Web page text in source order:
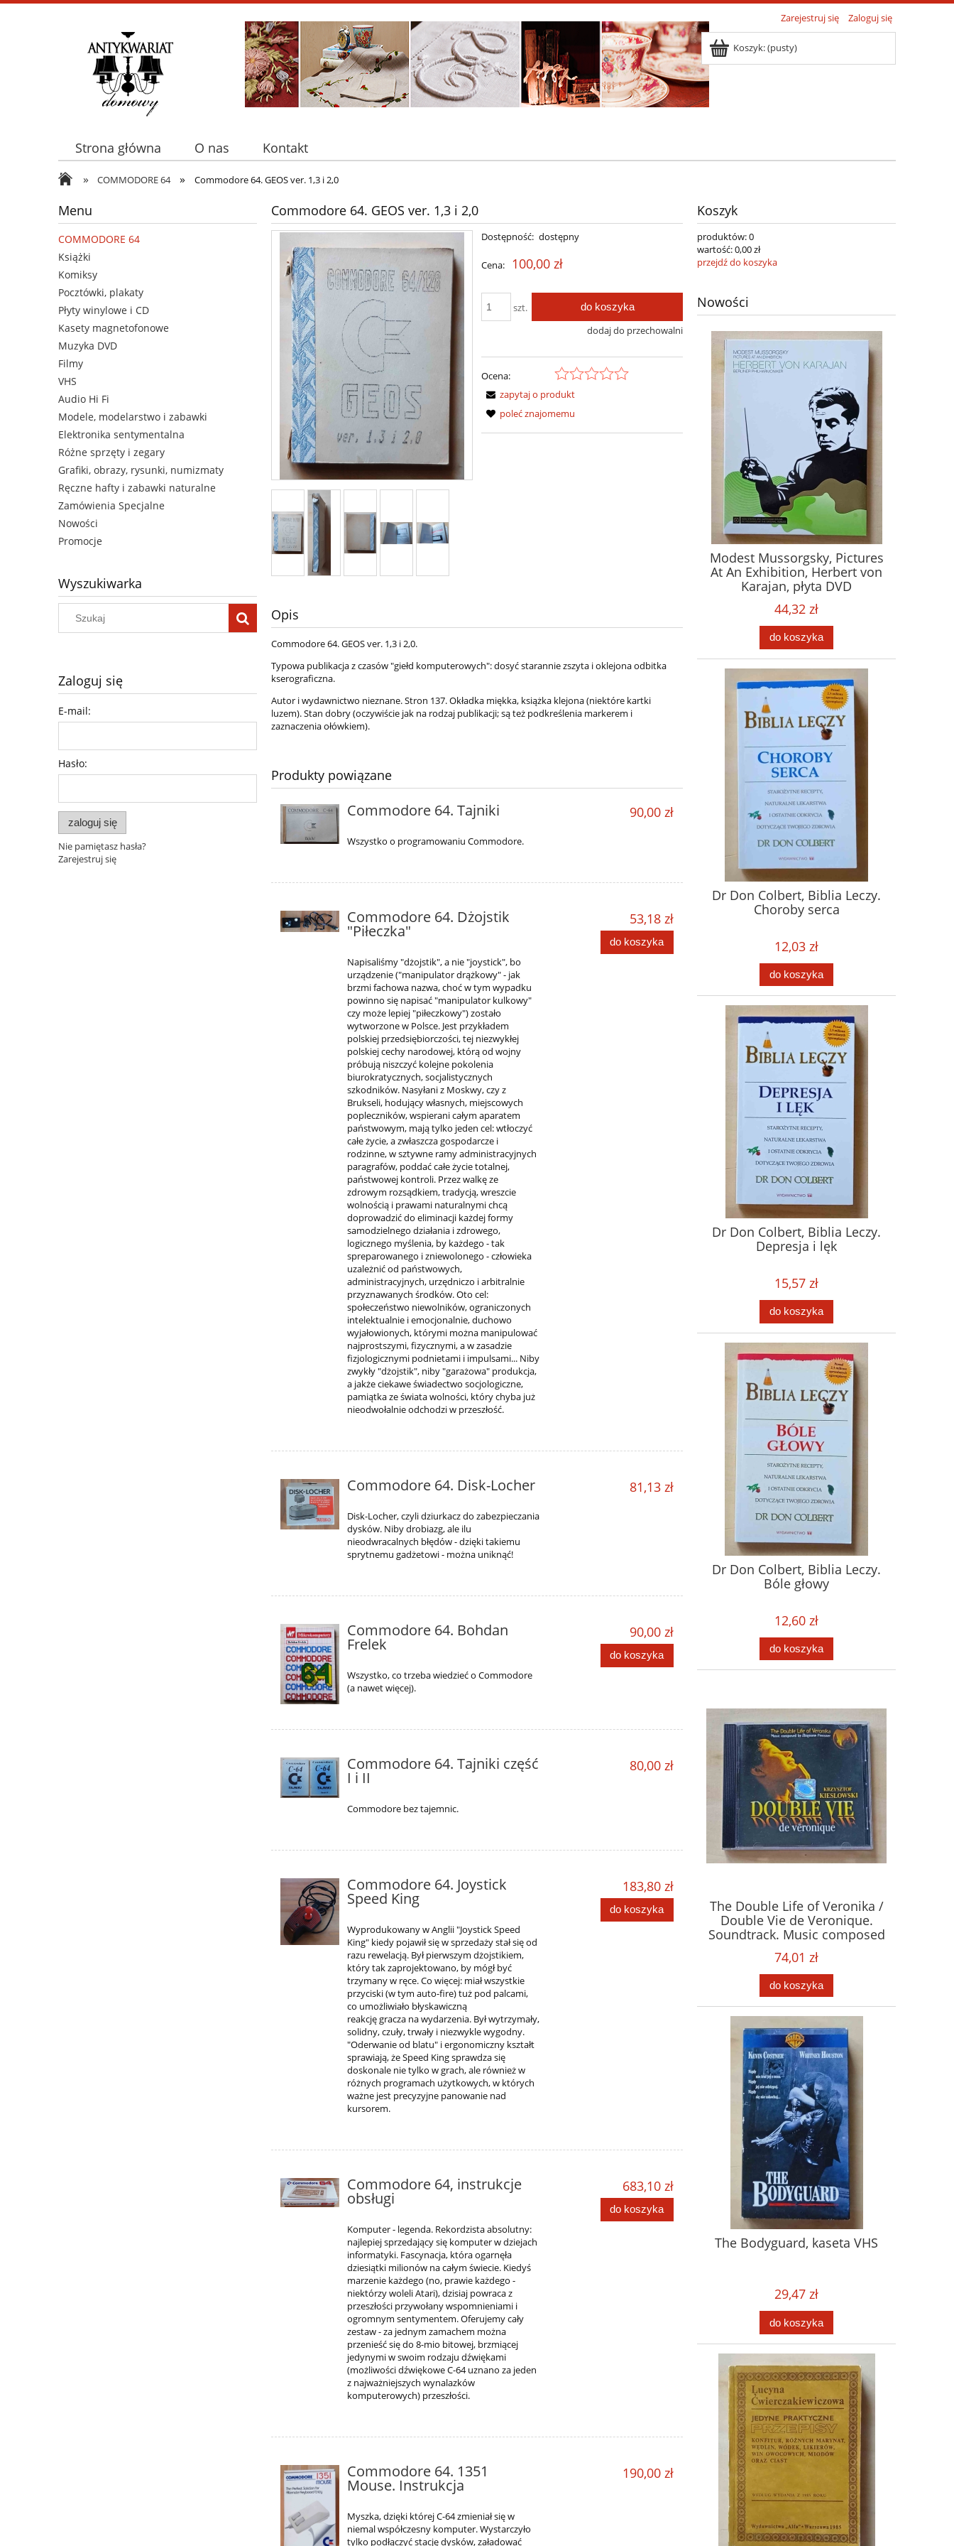
Zarejestruj się Zaloguj się
Koszyk:(pusty)
Strona główna O nas Kontakt
» COMMODORE 64 » Commodore 64. GEOS ver. 1,3 i 2,0
Menu
COMMODORE 64
Książki
Komiksy
Pocztówki, plakaty
Płyty winylowe i CD
Kasety magnetofonowe
Muzyka DVD
Filmy
VHS
Audio Hi Fi
Modele, modelarstwo i zabawki
Elektronika sentymentalna
Różne sprzęty i zegary
Grafiki, obrazy, rysunki, numizmaty
Ręczne hafty i zabawki naturalne
Zamówienia Specjalne
Nowości
Promocje
Wyszukiwarka
Zaloguj się
E-mail:
Hasło:
zaloguj się
Nie pamiętasz hasła?
Zarejestruj się
Commodore 64. GEOS ver. 1,3 i 2,0
Dostępność: dostępny
Cena: 100,00 zł
szt. do koszyka
dodaj do przechowalni
Ocena:
zapytaj o produkt
poleć znajomemu
Opis
Commodore 64. GEOS ver. 1,3 i 2,0.
Typowa publikacja z czasów "giełd komputerowych": dosyć starannie zszyta i oklejona odbitka
kserograficzna.
Autor i wydawnictwo nieznane. Stron 137. Okładka miękka, książka klejona (niektóre kartki
luzem). Stan dobry (oczywiście jak na rodzaj publikacji; są też podkreślenia markerem i
zaznaczenia ołówkiem).
Produkty powiązane
Commodore 64. Tajniki
Wszystko o programowaniu Commodore.
90,00 zł
Commodore 64. Dżojstik
"Piłeczka"
Napisaliśmy "dżojstik", a nie "joystick", bo
urządzenie ("manipulator drążkowy" - jak
brzmi fachowa nazwa, choć w tym wypadku
powinno się napisać "manipulator kulkowy"
czy może lepiej "piłeczkowy") zostało
wytworzone w Polsce. Jest przykładem
polskiej przedsiębiorczości, tej niezwykłej
polskiej cechy narodowej, którą od wojny
próbują niszczyć kolejne pokolenia
biurokratycznych, socjalistycznych
szkodników. Nasyłani z Moskwy, czy z
Brukseli, hodujący własnych, miejscowych
popleczników, wspierani całym aparatem
państwowym, mają tylko jeden cel: wtłoczyć
całe życie, a zwłaszcza gospodarcze i
rodzinne, w sztywne ramy administracyjnych
paragrafów, poddać całe życie totalnej,
państwowej kontroli. Przez walkę ze
zdrowym rozsądkiem, tradycją, wreszcie
wolnością i prawami naturalnymi chcą
doprowadzić do eliminacji każdej formy
samodzielnego działania i zdrowego,
logicznego myślenia, by każdego - tak
spreparowanego i zniewolonego - człowieka
uzależnić od państwowych,
administracyjnych, urzędniczo i arbitralnie
przyznawanych środków. Oto cel:
społeczeństwo niewolników, ograniczonych
intelektualnie i emocjonalnie, duchowo
wyjałowionych, którymi można manipulować
najprostszymi, fizycznymi, a w zasadzie
fizjologicznymi podnietami i impulsami... Niby
zwykły "dżojstik", niby "garażowa" produkcja,
a jakże ciekawe świadectwo socjologiczne,
pamiątka ze świata wolności, który chyba już
nieodwołalnie odchodzi w przeszłość.
53,18 zł
do koszyka
Commodore 64. Disk-Locher
Disk-Locher, czyli dziurkacz do zabezpieczania
dysków. Niby drobiazg, ale ilu
nieodwracalnych błędów - dzięki takiemu
sprytnemu gadżetowi - można uniknąć!
81,13 zł
Commodore 64. Bohdan
Frelek
Wszystko, co trzeba wiedzieć o Commodore
(a nawet więcej).
90,00 zł
do koszyka
Commodore 64. Tajniki część
I i II
Commodore bez tajemnic.
80,00 zł
Commodore 64. Joystick
Speed King
Wyprodukowany w Anglii "Joystick Speed
King" kiedy pojawił się w sprzedaży stał się od
razu rewelacją. Był pierwszym dżojstikiem,
który tak zaprojektowano, by mógł być
trzymany w ręce. Co więcej: miał wszystkie
przyciski (w tym auto-fire) tuż pod palcami,
co umożliwiało błyskawiczną
reakcję gracza na wydarzenia. Był wytrzymały,
solidny, czuły, trwały i niezwykle wygodny.
"Oderwanie od blatu" i ergonomiczny kształt
sprawiają, że Speed King sprawdza się
doskonale nie tylko w grach, ale również w
różnych programach użytkowych, w których
ważne jest precyzyjne panowanie nad
kursorem.
183,80 zł
do koszyka
Commodore 64, instrukcje
obsługi
Komputer - legenda. Rekordzista absolutny:
najlepiej sprzedający się komputer w dziejach
informatyki. Fascynacja, która ogarnęła
dziesiątki milionów na całym świecie. Kiedyś
marzenie każdego (no, prawie każdego -
niektórzy woleli Atari), dzisiaj powraca z
przeszłości przywołany wspomnieniami i
ogromnym sentymentem. Oferujemy cały
zestaw - za jednym zamachem można
przenieść się do 8-mio bitowej, brzmiącej
jedynymi w swoim rodzaju dźwiękami
(możliwości dźwiękowe C-64 uznano za jeden
z najważniejszych wynalazków
komputerowych) przeszłości.
683,10 zł
do koszyka
Commodore 64. 1351
Mouse. Instrukcja
Myszka, dzięki której C-64 zmieniał się w
niemal współczesny komputer. Wystarczyło
tylko podłączyć stację dysków, załadować
190,00 zł
Koszyk
produktów:0
wartość:0,00 zł
przejdź do koszyka
Nowości
Modest Mussorgsky, Pictures
At An Exhibition, Herbert von
Karajan, płyta DVD
44,32 zł
do koszyka
Dr Don Colbert, Biblia Leczy.
Choroby serca
12,03 zł
do koszyka
Dr Don Colbert, Biblia Leczy.
Depresja i lęk
15,57 zł
do koszyka
Dr Don Colbert, Biblia Leczy.
Bóle głowy
12,60 zł
do koszyka
The Double Life of Veronika /
Double Vie de Veronique.
Soundtrack. Music composed
by Zbigniew Preisner. Płyta
CD
74,01 zł
do koszyka
The Bodyguard, kaseta VHS
29,47 zł
do koszyka